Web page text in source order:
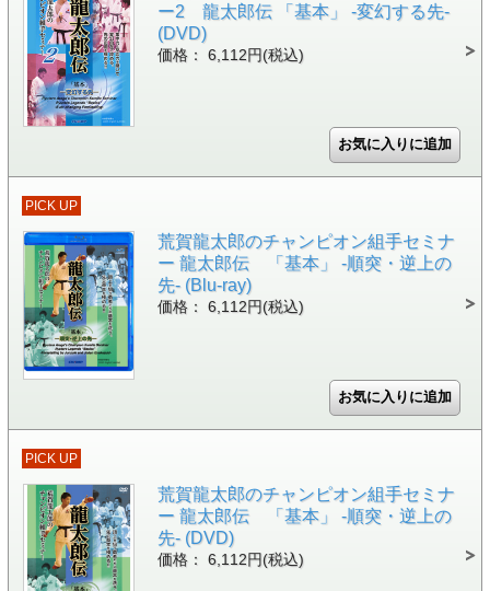
ー2 龍太郎伝 「基本」 -変幻する先-
(DVD)
価格： 6,112円(税込)
PICK UP
荒賀龍太郎のチャンピオン組手セミナ
ー 龍太郎伝 「基本」 -順突・逆上の
先- (Blu-ray)
価格： 6,112円(税込)
PICK UP
荒賀龍太郎のチャンピオン組手セミナ
ー 龍太郎伝 「基本」 -順突・逆上の
先- (DVD)
価格： 6,112円(税込)